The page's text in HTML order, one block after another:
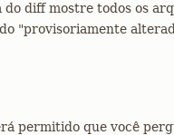
diff mostre todos os
"provisoriamente
permitido que você